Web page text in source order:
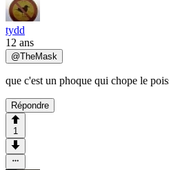
tydd
12 ans
@TheMask
que c'est un phoque qui chope le
Répondre
1